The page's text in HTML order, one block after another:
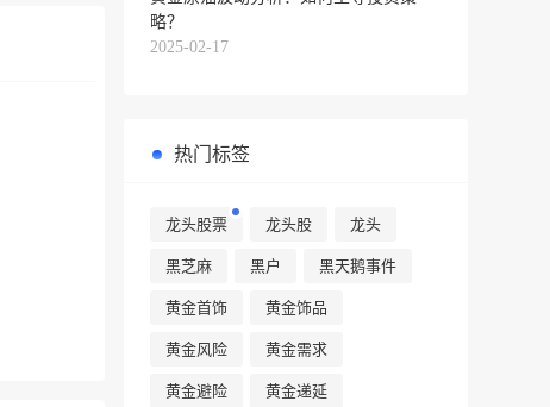
略？
2025-02-17
热门标签
龙头股票 龙头股 龙头
黑芝麻 黑户 黑天鹅事件
黄金首饰 黄金饰品
黄金风险 黄金需求
黄金避险 黄金递延